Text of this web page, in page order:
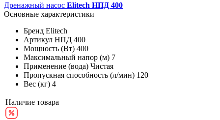
Дренажный насос Elitech НПД 400
Основные характеристики
Бренд Elitech
Артикул НПД 400
Мощность (Вт) 400
Максимальный напор (м) 7
Применение (вода) Чистая
Пропускная способность (л/мин) 120
Вес (кг) 4
Наличие товара